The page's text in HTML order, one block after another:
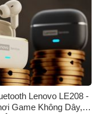
Lenovo LE208 -
Game Không Dây,